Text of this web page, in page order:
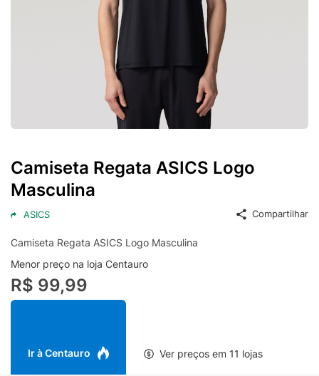
Camiseta Regata ASICS Logo
Masculina
ASICS Compartilhar
Camiseta Regata ASICS Logo Masculina
Menor preço na loja Centauro
R$ 99,99
Ir à Centauro Ver preços em 11 lojas